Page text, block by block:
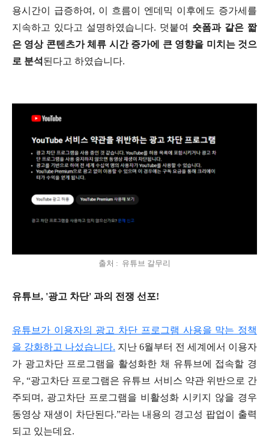
용시간이 급증하여, 이 흐름이 엔데믹 이후에도 증가세를
지속하고 있다고 설명하였습니다. 덧붙여 숏폼과 같은 짧
은 영상 콘텐츠가 체류 시간 증가에 큰 영향을 미치는 것으
로 분석 된다고 하였습니다.
출처 : 유튜브 갈무리
유튜브, '광고 차단' 과의 전쟁 선포!
유튜브가 이용자의 광고 차단 프로그램 사용을 막는 정책
을 강화하고 나섰습니다. 지난 6월부터 전 세계에서 이용자
가 광고차단 프로그램을 활성화한 채 유튜브에 접속할 경
우, “광고차단 프로그램은 유튜브 서비스 약관 위반으로 간
주되며, 광고차단 프로그램을 비활성화 시키지 않을 경우
동영상 재생이 차단된다.”라는 내용의 경고성 팝업이 출력
되고 있는데요.